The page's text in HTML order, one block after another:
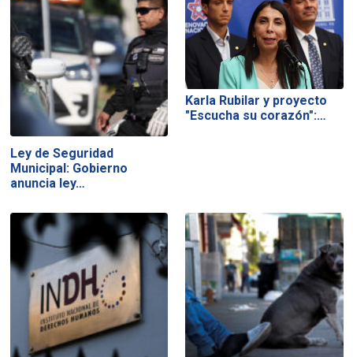
Ley de Seguridad
Municipal: Gobierno
anuncia ley…
Karla Rubilar y proyecto
"Escucha su corazón":…